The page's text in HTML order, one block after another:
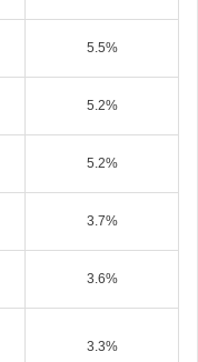
5.5%
5.2%
5.2%
3.7%
3.6%
3.3%